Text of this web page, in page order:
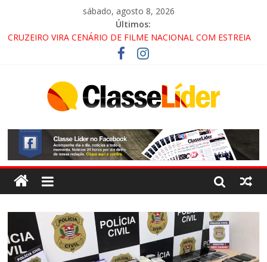
sábado, agosto 8, 2026
Últimos:
CRUZEIRO VIRA CENÁRIO DE FILME NACIONAL COM ESTREIA
PROMOTOR DO GAECO
ACESSO À APARECIDA NA DUTRA SERÁ BLOQUEADO NO FIM
ALTERNATIVAS
LORENA, PINDAMONHANGABA E QUELUZ NA RETA FINAL
PELA FÁBRICA DA COCA-COLA!